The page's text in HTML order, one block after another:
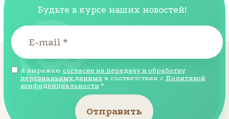
Будьте в курсе наших новостей!
Я выражаю согласие на передачу и обработку
персональных данныхв соответствии с Политикой
конфиденциальности*
Отправить